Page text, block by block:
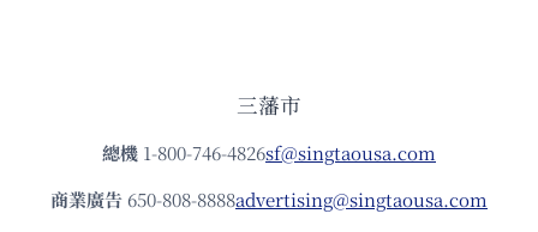
三藩市
總機 1-800-746-4826sf@singtaousa.com
商業廣告 650-808-8888advertising@singtaousa.com